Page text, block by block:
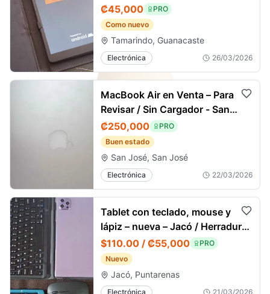
₡45,000
PRO
Como nuevo
Tamarindo, Guanacaste
Electrónica 26/03/2026
MacBook Air en Venta – Para
Revisar / Sin Cargador - San
José
₡250,000
PRO
Buen estado
San José, San José
Electrónica 22/03/2026
Tablet con teclado, mouse y
lápiz – nueva – Jacó / Herradura
Costa Rica
$110.00 / ₡55,000
PRO
Nuevo
Jacó, Puntarenas
Electrónica 21/03/2026